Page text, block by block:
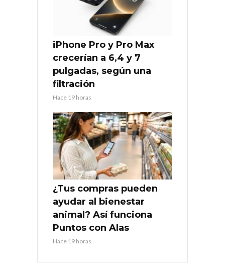
iPhone Pro y Pro Max
crecerían a 6,4 y 7
pulgadas, según una
filtración
Hace 19 horas
¿Tus compras pueden
ayudar al bienestar
animal? Así funciona
Puntos con Alas
Hace 19 horas